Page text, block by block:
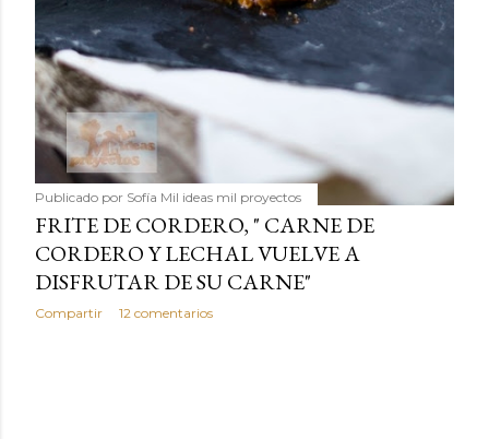
Publicado por Sofía Mil ideas mil proyectos
FRITE DE CORDERO, " CARNE DE
CORDERO Y LECHAL VUELVE A
DISFRUTAR DE SU CARNE"
Compartir 12 comentarios